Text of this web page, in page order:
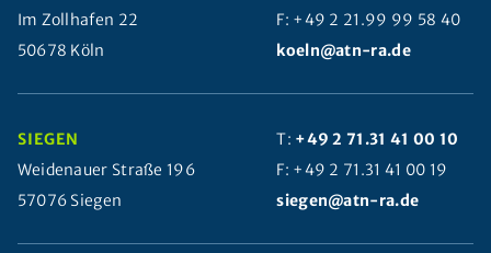
Im Zollhafen 22
50678 Köln
F: +49 2 21.99 99 58 40
koeln@atn-ra.de
SIEGEN
Weidenauer Straße 196
57076 Siegen
T: +49 2 71.31 41 00 10
F: +49 2 71.31 41 00 19
siegen@atn-ra.de